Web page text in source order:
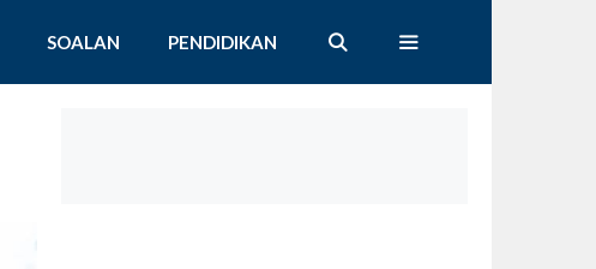
SOALAN PENDIDIKAN